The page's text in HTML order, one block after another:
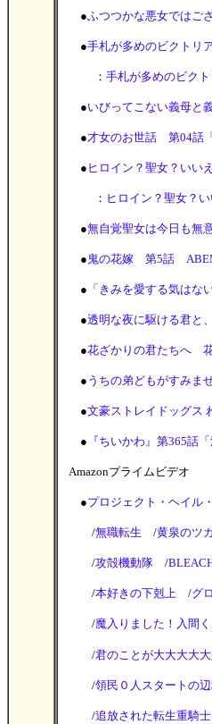
●ふつつかな悪女では
●手札が多めのビクトリ
： 手札が多めのビク
●いびってこない義母と
●才女のお世話 第04話
● ヒロイン？聖女？い
： ヒロイン？聖女？
●無自覚聖女は今日も無
● 鬼の花嫁 第5話
● 「きみを愛する気は
●透明な夜に駆ける君と
●花ざかりの君たちへ
● うちの弟どもがすみま
●文豪ストレイドッグス
● 『ちいかわ』第365話
Amazonプライムビデオ
●プロジェクト・ヘイル
/無職転生 /黄泉のツ
/攻殻機動隊 /
/本好きの下剋上 /グ
/魔入りました！入間
/君のことが大大大大
/領民０人スタートの
/追放された転生重騎